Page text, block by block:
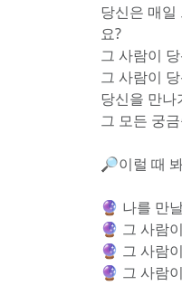
당신은 매
요?
그 사람이
그 사람이
당신을 만나
그 모든 궁
🔎이럴 때
🔮 나를 만
🔮 그 사람
🔮 그 사람
🔮 그 사람